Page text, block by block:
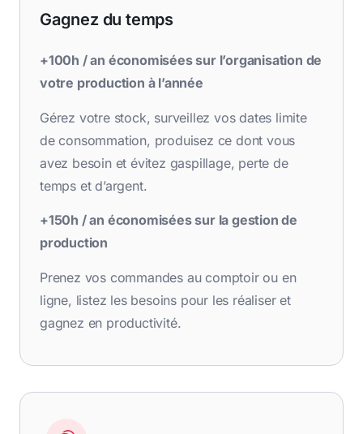
Gagnez du temps
+100h / an économisées sur l’organisation de
votre production à l’année
Gérez votre stock, surveillez vos dates limite
de consommation, produisez ce dont vous
avez besoin et évitez gaspillage, perte de
temps et d’argent.
+150h / an économisées sur la gestion de
production
Prenez vos commandes au comptoir ou en
ligne, listez les besoins pour les réaliser et
gagnez en productivité.